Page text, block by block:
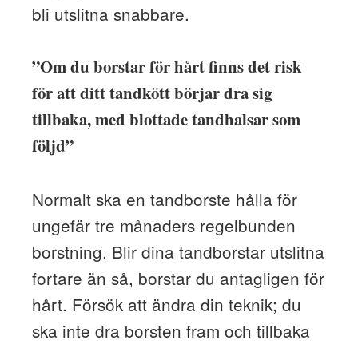
bli utslitna snabbare.
”Om du borstar för hårt finns det risk
för att ditt tandkött börjar dra sig
tillbaka, med blottade tandhalsar som
följd”
Normalt ska en tandborste hålla för
ungefär tre månaders regelbunden
borstning. Blir dina tandborstar utslitna
fortare än så, borstar du antagligen för
hårt. Försök att ändra din teknik; du
ska inte dra borsten fram och tillbaka